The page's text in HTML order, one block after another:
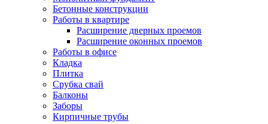
Бетонные конструкции
Работы в квартире
Расширение дверных проемов
Расширение оконных проемов
Работы в офисе
Кладка
Плитка
Срубка свай
Балконы
Заборы
Кирпичные трубы